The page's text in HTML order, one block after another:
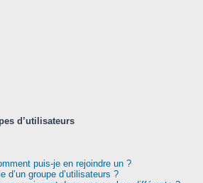
d’utilisateurs
puis-je en rejoindre un ?
d’un groupe d’utilisateurs ?